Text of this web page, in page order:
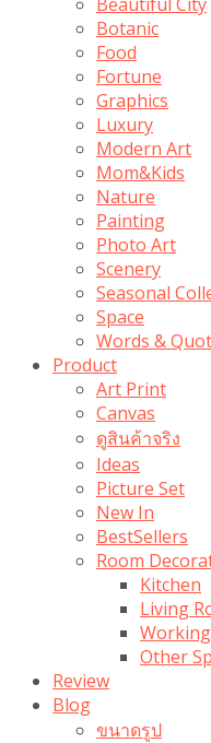
Botanic
Food
Fortune
Graphics
Luxury
Modern Art
Mom&Kids
Nature
Painting
Photo Art
Scenery
Seasonal
Space
Words &
Product
Art Print
Canvas
ดูสินค้าจริง
Ideas
Picture Set
New In
BestSellers
Room
Kitchen
Living
Other
Review
Blog
ขนาดรูป